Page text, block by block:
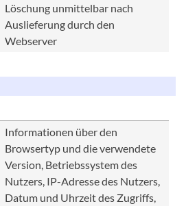
Löschung unmittelbar nach
Auslieferung durch den
Webserver
Informationen über den
Browsertyp und die verwendete
Version, Betriebssystem des
Nutzers, IP-Adresse des Nutzers,
Datum und Uhrzeit des Zugriffs,